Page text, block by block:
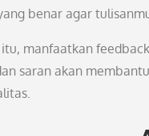
benar agar
manfaatkan
saran akan